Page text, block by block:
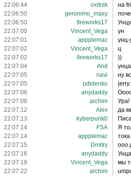
22:06:44
oxitnik
на
22:06:50
geronimo_maxy
22:06:50
fireworks17
22:07:00
Vincent_Vega
ун
22:07:01
appplemac
унц-
22:07:02
Vincent_Vega
ц
22:07:02
fireworks17
))
22:07:04
And
22:07:05
navi
ну
22:07:05
pdidenko
22:07:06
anydaddy
22:07:08
archim
Ура!
22:07:12
Alex
да
22:07:13
kyberpunk0
22:07:14
FSA
Я
22:07:14
appplemac
22:07:15
Dmitry
ооо
22:07:16
anydaddy
22:07:19
Vincent_Vega
мы
22:07:22
archim